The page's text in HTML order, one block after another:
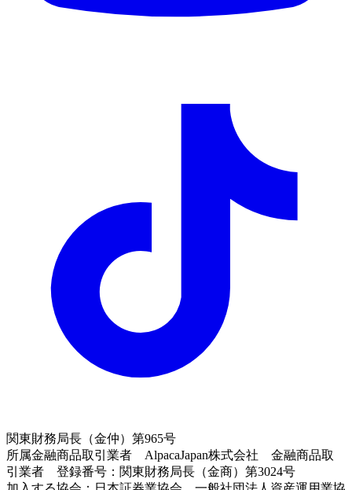
関東財務局長（金仲）第965号
所属金融商品取引業者 AlpacaJapan株式会社 金融商品取
引業者 登録番号：関東財務局長（金商）第3024号